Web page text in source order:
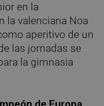
en la
la valenciana Noa
aperitivo de un
las jornadas se
la gimnasia